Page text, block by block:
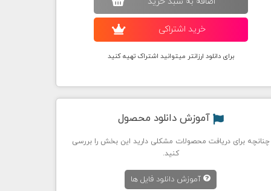
خريد اشتراکی
برای دانلود ارزانتر میتوانید اشتراک تهیه کنید
آموزش دانلود محصول
چنانچه برای دریافت محصولات مشکلی دارید این بخش را بررسی
کنید.
آموزش دانلود فایل ها